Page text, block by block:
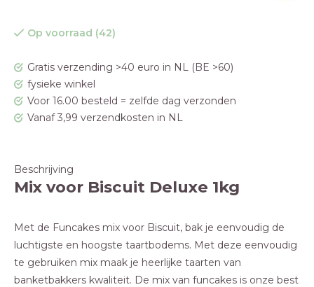
Op voorraad (42)
Gratis verzending >40 euro in NL (BE >60)
fysieke winkel
Voor 16.00 besteld = zelfde dag verzonden
Vanaf 3,99 verzendkosten in NL
Beschrijving
Mix voor Biscuit Deluxe 1kg
Met de Funcakes mix voor Biscuit, bak je eenvoudig de
luchtigste en hoogste taartbodems. Met deze eenvoudig
te gebruiken mix maak je heerlijke taarten van
banketbakkers kwaliteit. De mix van funcakes is onze best